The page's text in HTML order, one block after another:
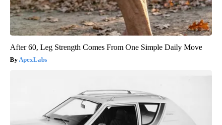
After 60, Leg Strength Comes From One Simple Daily Move
ApexLabs